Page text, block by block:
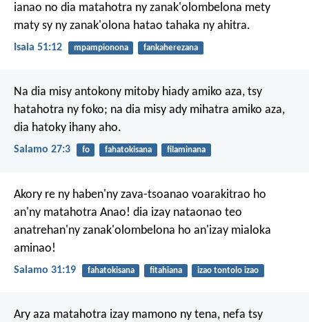
ianao no dia matahotra ny zanak'olombelona mety
maty sy ny zanak'olona hatao tahaka ny ahitra.
Isaia 51:12 mpampionona fankaherezana
Na dia misy antokony mitoby hiady amiko aza, tsy
hatahotra ny foko; na dia misy ady mihatra amiko aza,
dia hatoky ihany aho.
Salamo 27:3 fo fahatokisana filaminana
Akory re ny haben'ny zava-tsoanao voarakitrao ho
an'ny matahotra Anao! dia izay nataonao teo
anatrehan'ny zanak'olombelona ho an'izay mialoka
aminao!
Salamo 31:19 fahatokisana fitahiana izao tontolo izao
Ary aza matahotra izay mamono ny tena, nefa tsy